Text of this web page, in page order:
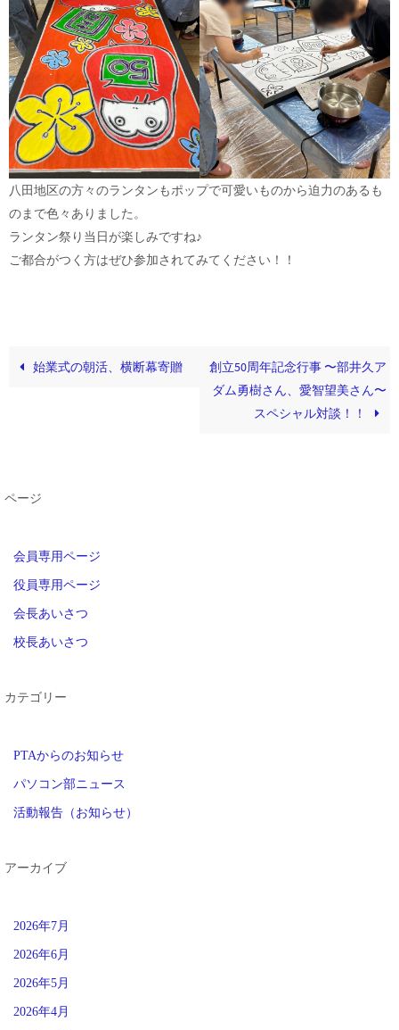
八田地区の方々のランタンもポップで可愛いものから迫力のあるも
のまで色々ありました。
ランタン祭り当日が楽しみですね♪
ご都合がつく方はぜひ参加されてみてください！！
始業式の朝活、横断幕寄贈
創立50周年記念行事 〜部井久ア
ダム勇樹さん、愛智望美さん〜
スペシャル対談！！
ページ
会員専用ページ
役員専用ページ
会長あいさつ
校長あいさつ
カテゴリー
PTAからのお知らせ
パソコン部ニュース
活動報告（お知らせ）
アーカイブ
2026年7月
2026年6月
2026年5月
2026年4月